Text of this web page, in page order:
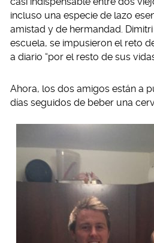
incluso una especie de lazo
amistad y de hermandad.
escuela, se impusieron el reto
a diario “por el resto de sus
Ahora, los dos amigos están a
días seguidos de beber una